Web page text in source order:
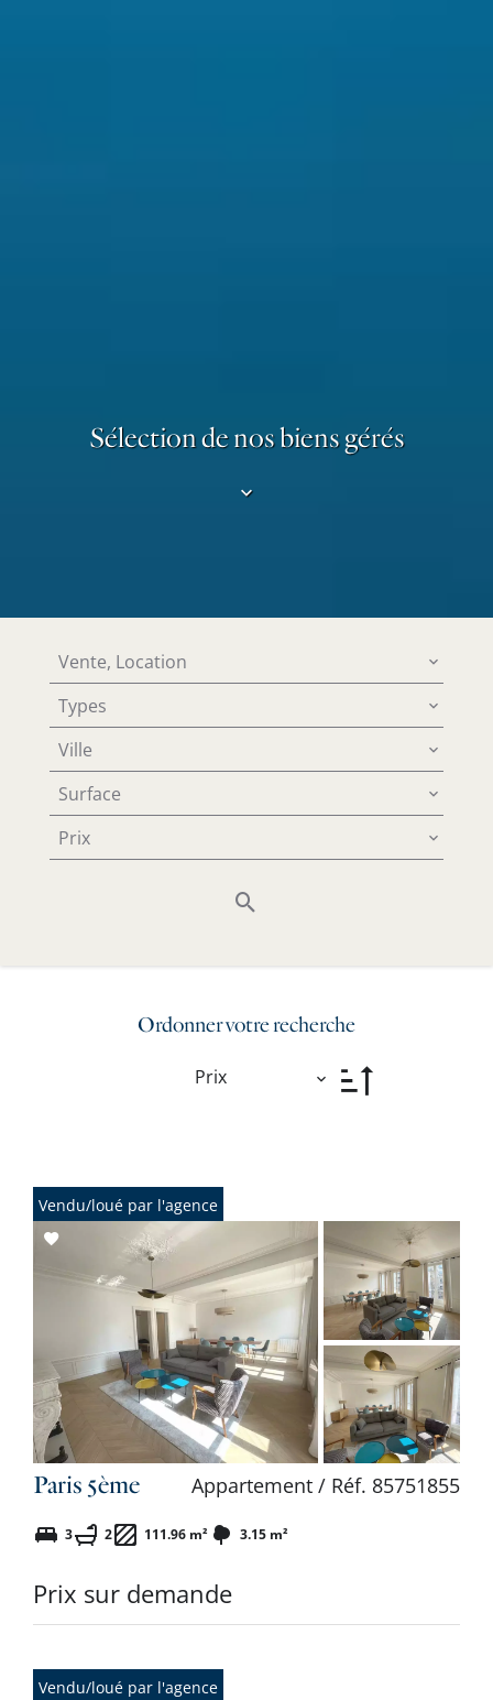
Sélection de nos biens gérés
Vente, Location
Types
Ville
Surface
Prix
Ordonner votre recherche
Prix
Vendu/loué par l'agence
Paris 5ème Appartement / Réf. 85751855
3 2 111.96 m² 3.15 m²
Prix sur demande
Vendu/loué par l'agence